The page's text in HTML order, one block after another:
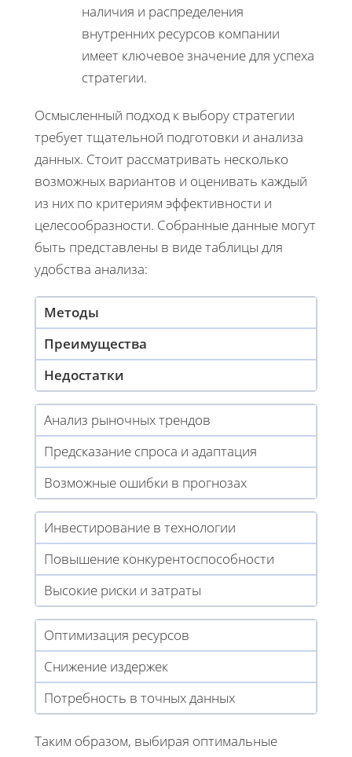
наличия и распределения
внутренних ресурсов компании
имеет ключевое значение для успеха
стратегии.
Осмысленный подход к выбору стратегии
требует тщательной подготовки и анализа
данных. Стоит рассматривать несколько
возможных вариантов и оценивать каждый
из них по критериям эффективности и
целесообразности. Собранные данные могут
быть представлены в виде таблицы для
удобства анализа:
Методы
Преимущества
Недостатки
Анализ рыночных трендов
Предсказание спроса и адаптация
Возможные ошибки в прогнозах
Инвестирование в технологии
Повышение конкурентоспособности
Высокие риски и затраты
Оптимизация ресурсов
Снижение издержек
Потребность в точных данных
Таким образом, выбирая оптимальные